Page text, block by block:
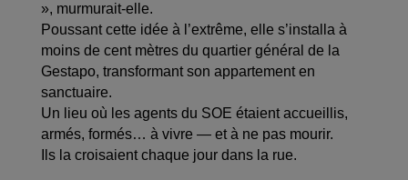
», murmurait-elle.
Poussant cette idée à l’extrême, elle s’installa à
moins de cent mètres du quartier général de la
Gestapo, transformant son appartement en
sanctuaire.
Un lieu où les agents du SOE étaient accueillis,
armés, formés… à vivre — et à ne pas mourir.
Ils la croisaient chaque jour dans la rue.